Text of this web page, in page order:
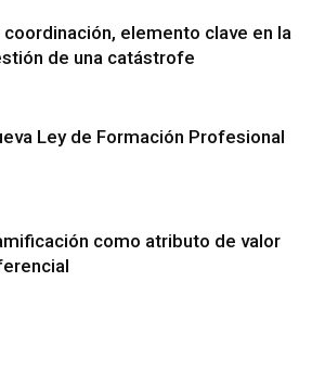
coordinación, elemento clave en la
de una catástrofe
Ley de Formación Profesional
como atributo de valor